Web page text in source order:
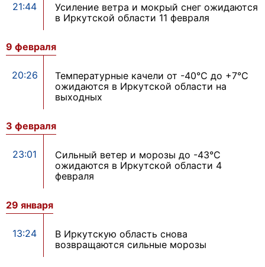
21:44
Усиление ветра и мокрый снег ожидаются
в Иркутской области 11 февраля
9 февраля
20:26
Температурные качели от -40°С до +7°С
ожидаются в Иркутской области на
выходных
3 февраля
23:01
Сильный ветер и морозы до -43°С
ожидаются в Иркутской области 4
февраля
29 января
13:24
В Иркутскую область снова
возвращаются сильные морозы